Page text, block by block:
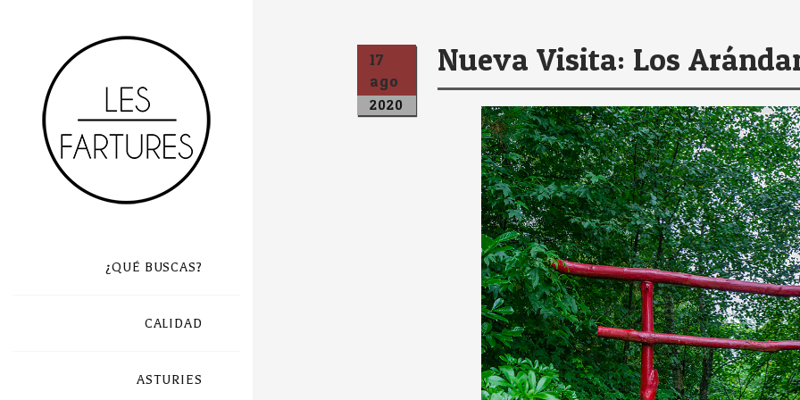
¿QUÉ BUSCAS?
CALIDAD
ASTURIES
Nueva Visita: Los
17
ago
2020